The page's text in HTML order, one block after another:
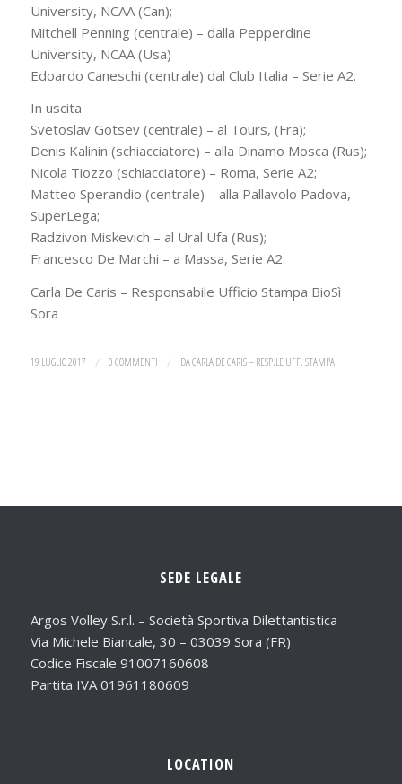
University, NCAA (Can);
Mitchell Penning (centrale) – dalla Pepperdine
University, NCAA (Usa)
Edoardo Caneschi (centrale) dal Club Italia – Serie A2.
In uscita
Svetoslav Gotsev (centrale) – al Tours, (Fra);
Denis Kalinin (schiacciatore) – alla Dinamo Mosca (Rus);
Nicola Tiozzo (schiacciatore) – Roma, Serie A2;
Matteo Sperandio (centrale) – alla Pallavolo Padova,
SuperLega;
Radzivon Miskevich – al Ural Ufa (Rus);
Francesco De Marchi – a Massa, Serie A2.
Carla De Caris – Responsabile Ufficio Stampa BioSì
Sora
19 LUGLIO 2017 / 0 COMMENTI / DACARLA DE CARIS – RESP.LE UFF. STAMPA
SEDE LEGALE
Argos Volley S.r.l. – Società Sportiva Dilettantistica
Via Michele Biancale, 30 – 03039 Sora (FR)
Codice Fiscale 91007160608
Partita IVA 01961180609
LOCATION